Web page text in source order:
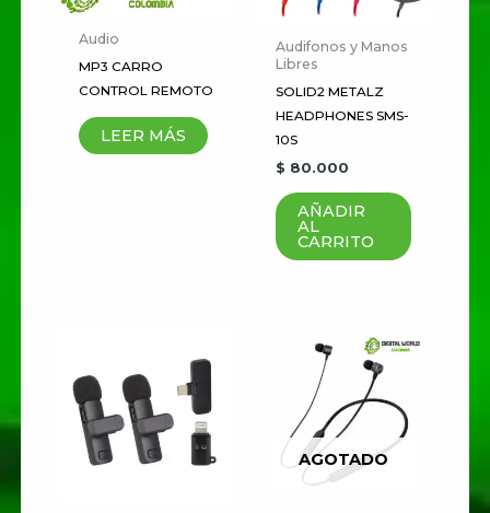
electrónico no será publicada.
Los campos obligatorios están
marcados con
Tu
puntuación
Correo electrónico
Audio
MP3 CARRO
CONTROL REMOTO
LEER MÁS
Audifonos y Manos
Libres
SOLID2 METALZ
HEADPHONES SMS-
10S
$ 80.000
AÑADIR
AL
CARRITO
AGOTADO